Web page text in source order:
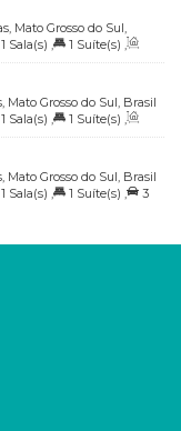
Mato Grosso do Sul,
1 Sala(s) , 1 Suíte(s) ,
.27m²
Mato Grosso do Sul, Brasil
1 Sala(s) , 1 Suíte(s) ,
.00m²
Mato Grosso do Sul, Brasil
1 Sala(s) , 1 Suíte(s) ,
3